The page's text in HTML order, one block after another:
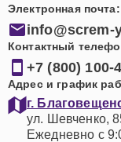
Электронная почта:
info@screm-
Контактный
+7 (800) 100-
Адрес и график
г.
ул. Шевченко,
Ежедневно с